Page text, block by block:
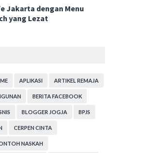
Jakarta dengan Menu
yang Lezat
APLIKASI ARTIKEL REMAJA
BERITA FACEBOOK
BLOGGER JOGJA BPJS
CERPEN CINTA
NASKAH